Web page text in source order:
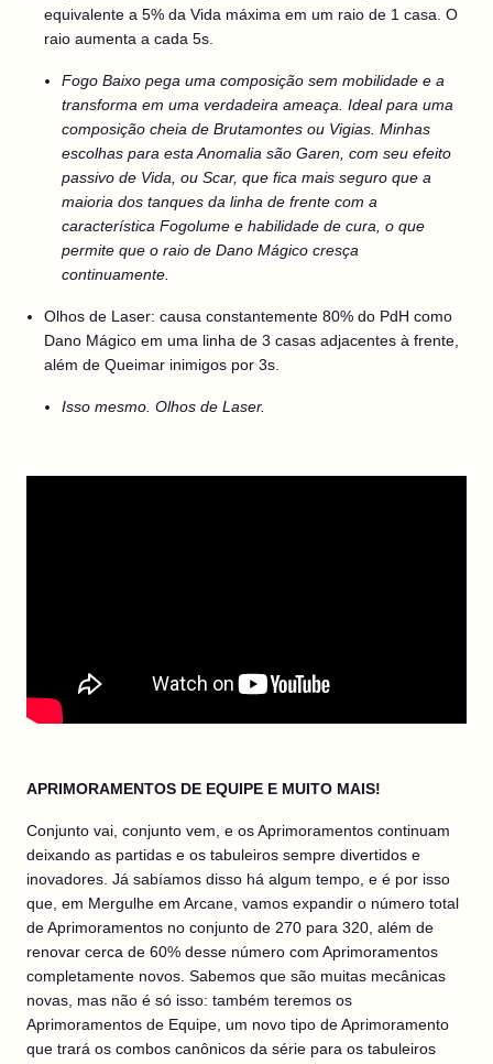
equivalente a 5% da Vida máxima em um raio de 1 casa. O
raio aumenta a cada 5s.
Fogo Baixo pega uma composição sem mobilidade e a
transforma em uma verdadeira ameaça. Ideal para uma
composição cheia de Brutamontes ou Vigias. Minhas
escolhas para esta Anomalia são Garen, com seu efeito
passivo de Vida, ou Scar, que fica mais seguro que a
maioria dos tanques da linha de frente com a
característica Fogolume e habilidade de cura, o que
permite que o raio de Dano Mágico cresça
continuamente.
Olhos de Laser: causa constantemente 80% do PdH como
Dano Mágico em uma linha de 3 casas adjacentes à frente,
além de Queimar inimigos por 3s.
Isso mesmo. Olhos de Laser.
APRIMORAMENTOS DE EQUIPE E MUITO MAIS!
Conjunto vai, conjunto vem, e os Aprimoramentos continuam
deixando as partidas e os tabuleiros sempre divertidos e
inovadores. Já sabíamos disso há algum tempo, e é por isso
que, em Mergulhe em Arcane, vamos expandir o número total
de Aprimoramentos no conjunto de 270 para 320, além de
renovar cerca de 60% desse número com Aprimoramentos
completamente novos. Sabemos que são muitas mecânicas
novas, mas não é só isso: também teremos os
Aprimoramentos de Equipe, um novo tipo de Aprimoramento
que trará os combos canônicos da série para os tabuleiros